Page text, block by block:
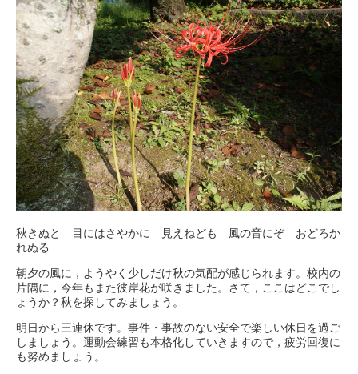
秋きぬと 目にはさやかに 見えねども 風の音にぞ おどろか
れぬる
朝夕の風に，ようやく少しだけ秋の気配が感じられます。校内の
片隅に，今年もまた彼岸花が咲きました。さて，ここはどこでし
ょうか？秋を探してみましょう。
明日から三連休です。事件・事故のない安全で楽しい休日を過ご
しましょう。運動会練習も本格化していきますので，疲労回復に
も努めましょう。